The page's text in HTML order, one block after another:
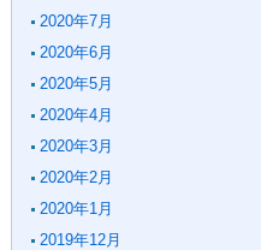
2020年7月
2020年6月
2020年5月
2020年4月
2020年3月
2020年2月
2020年1月
2019年12月